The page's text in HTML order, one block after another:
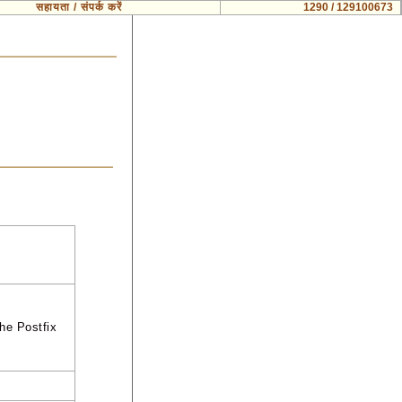
सहायता / संपर्क करें 1290 / 129100673
Postfix